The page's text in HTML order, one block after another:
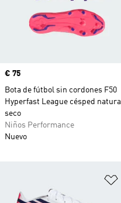
Precio
€ 75
Bota de fútbol sin cordones F50
Hyperfast League césped
seco
Niños Performance
Nuevo